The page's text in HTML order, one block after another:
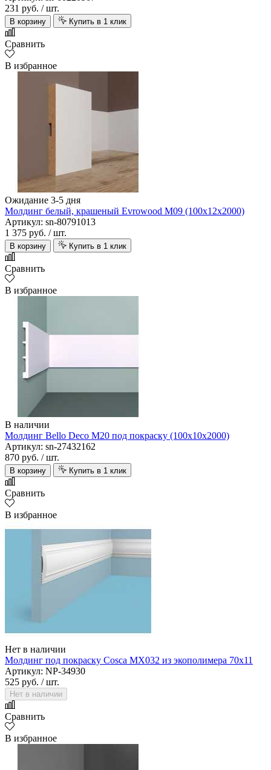
231 руб. / шт.
В корзину Купить в 1 клик
Сравнить
В избранное
Ожидание 3-5 дня
Молдинг белый, крашеный Evrowood M09 (100х12х2000)
Артикул: sn-80791013
1 375 руб. / шт.
В корзину Купить в 1 клик
Сравнить
В избранное
В наличии
Молдинг Bello Deco M20 под покраску (100х10х2000)
Артикул: sn-27432162
870 руб. / шт.
В корзину Купить в 1 клик
Сравнить
В избранное
Нет в наличии
Молдинг под покраску Cosca MX032 из экополимера 70х11
Артикул: NP-34930
525 руб. / шт.
Нет в наличии
Сравнить
В избранное